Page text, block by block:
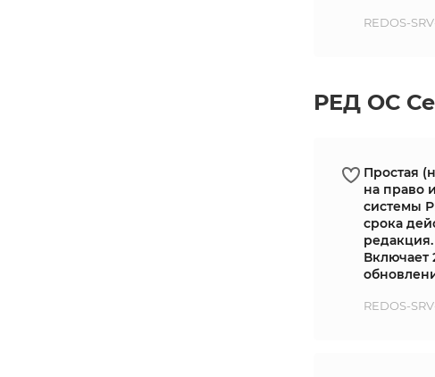
REDOS-
РЕД ОС
Простая
на право
системы
срока
Включает
REDOS-